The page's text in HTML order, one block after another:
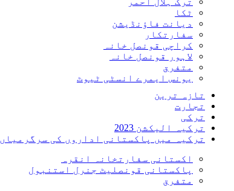
ٹکا
دیانت فاؤنڈیشن
سفارتکار
کراچی قونصل خانہ
لاہور قونصل خانہ
متفرق
یونس ایمرے انسٹی ٹیوٹ
تازہ ترین
تجارت
ترکی
ترکیہ الیکشن 2023
ترکیہ میں پاکستانی اداروں کی سرگرمیاں
اکستانی سفارتخانہ انقرہ
پاکستانی قونصلیٹ جنرل استنبول
متفرق